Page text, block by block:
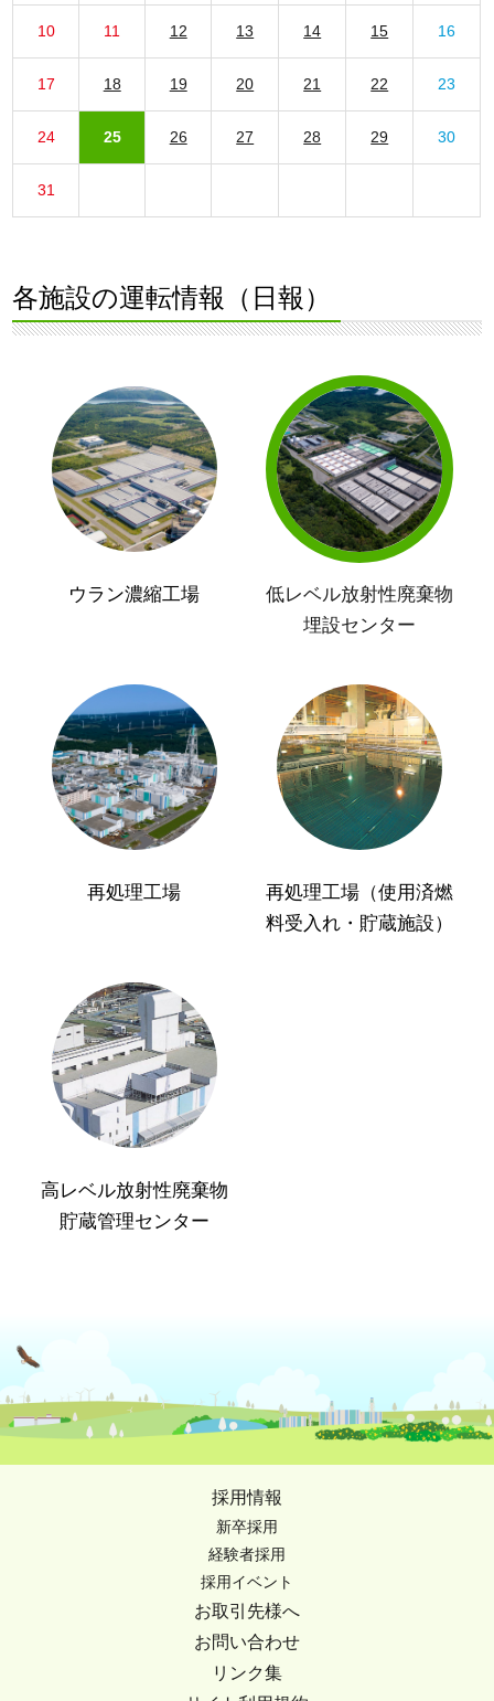
10 11 12 13 14 15 16
17 18 19 20 21 22 23
24 25 26 27 28 29 30
31
各施設の運転情報（日報）
ウラン濃縮工場
低レベル放射性廃棄物
埋設センター
再処理工場
再処理工場（使用済燃
料受入れ・貯蔵施設）
高レベル放射性廃棄物
貯蔵管理センター
採用情報
新卒採用
経験者採用
採用イベント
お取引先様へ
お問い合わせ
リンク集